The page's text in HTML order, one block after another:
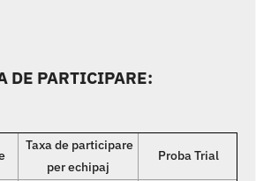
DE PARTICIPARE:
Taxa de participare
per echipaj
Proba Trial